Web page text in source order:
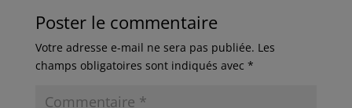
Poster le commentaire
Votre adresse e-mail ne sera pas publiée. Les
champs obligatoires sont indiqués avec *